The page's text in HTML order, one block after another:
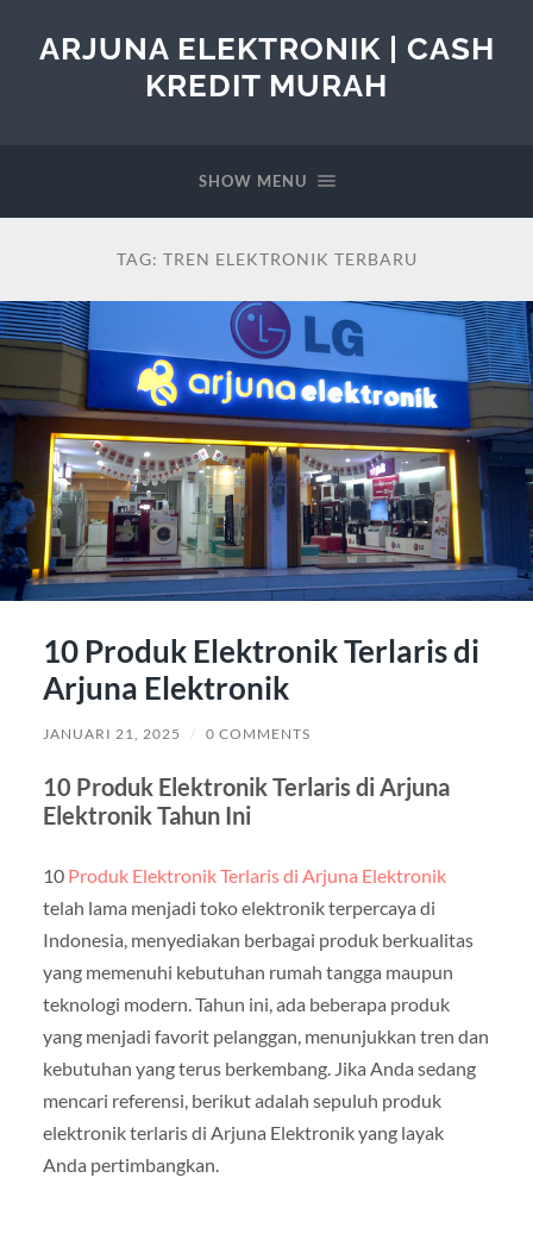
ARJUNA ELEKTRONIK | CASH
KREDIT MURAH
SHOW MENU
TAG: TREN ELEKTRONIK TERBARU
10 Produk Elektronik Terlaris di
Arjuna Elektronik
JANUARI 21, 2025 / 0 COMMENTS
10 Produk Elektronik Terlaris di Arjuna
Elektronik Tahun Ini
10 Produk Elektronik Terlaris di Arjuna Elektronik
telah lama menjadi toko elektronik terpercaya di
Indonesia, menyediakan berbagai produk berkualitas
yang memenuhi kebutuhan rumah tangga maupun
teknologi modern. Tahun ini, ada beberapa produk
yang menjadi favorit pelanggan, menunjukkan tren dan
kebutuhan yang terus berkembang. Jika Anda sedang
mencari referensi, berikut adalah sepuluh produk
elektronik terlaris di Arjuna Elektronik yang layak
Anda pertimbangkan.